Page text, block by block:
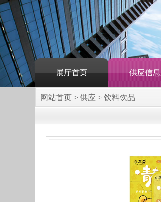
展厅首页 供应信息
网站首页 > 供应 > 饮料饮品